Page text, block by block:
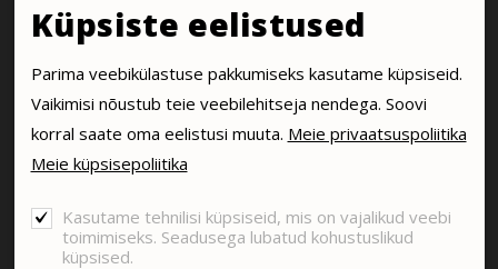
Vabaduse väljak 5, Tallinn
Küpsiste eelistused
Parima veebikülastuse pakkumiseks kasutame küpsiseid.
Vaikimisi nõustub teie veebilehitseja nendega. Soovi
korral saate oma eelistusi muuta. Meie privaatsuspoliitika
Meie küpsisepoliitika
Kasutame tehnilisi küpsiseid, mis on vajalikud veebi
toimimiseks. Seadusega lubatud kohustuslikud
küpsised.